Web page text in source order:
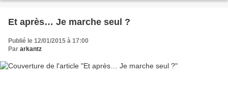
Et après… Je marche seul ?
Publié le 12/01/2015 à 17:00
Par arkantz